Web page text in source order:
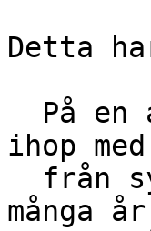
Detta
ihop
många